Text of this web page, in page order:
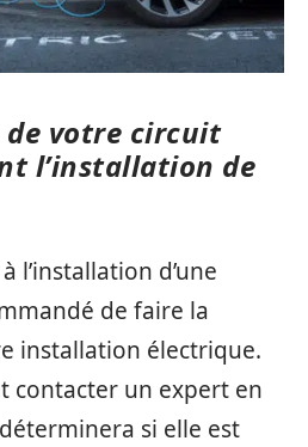
votre circuit
l’installation de
l’installation d’une
de faire la
installation électrique.
contacter un expert en
si elle est